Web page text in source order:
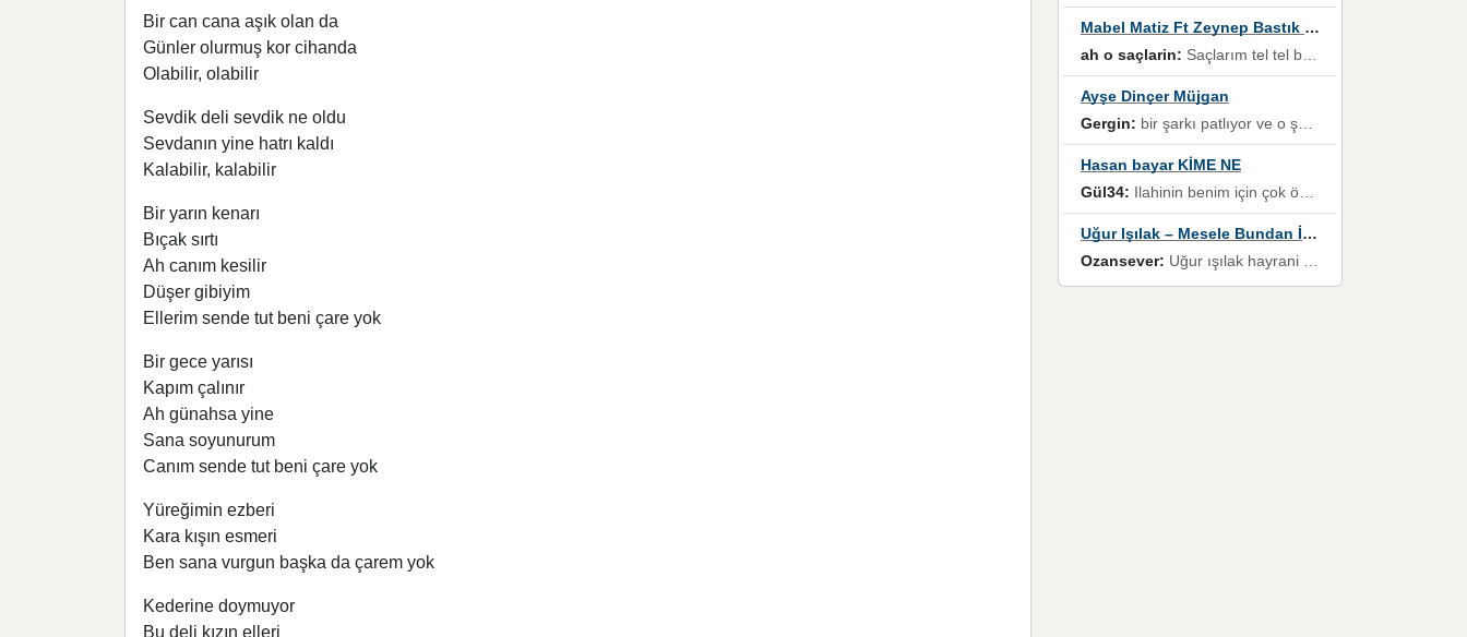
Bir can cana aşık olan da
Günler olurmuş kor cihanda
Olabilir, olabilir
Sevdik deli sevdik ne oldu
Sevdanın yine hatrı kaldı
Kalabilir, kalabilir
Bir yarın kenarı
Bıçak sırtı
Ah canım kesilir
Düşer gibiyim
Ellerim sende tut beni çare yok
Bir gece yarısı
Kapım çalınır
Ah günahsa yine
Sana soyunurum
Canım sende tut beni çare yok
Yüreğimin ezberi
Kara kışın esmeri
Ben sana vurgun başka da çarem yok
Kederine doymuyor
Bu deli kızın elleri
Mabel Matiz Ft Zeynep Bastık – Saçların
ah o saçlarin: Saçlarım tel tel beyazlıyor beyazlagına degil yanımda sen yoksun ona üzülüyorum günler bir bir geçiyor geçen günlere değil sensiz geçen günlere darılıyorum,Dinledikce asla kavusamayacagim ama asla unutamicagim sevdiğim adam için yanar içim
Ayşe Dinçer Müjgan
Gergin: bir şarkı patlıyor ve o şarkıyı millet her paylaşımın altına koyuyor ve öyle bir durum hal alıyor ki şarkıyı dinlemeden şarkıdan bikıyorsun Ama bu enteresan bir şekilde dillere dolanıyor millet olarak seviyoruz dertlerle boğuşurken bir yandan da göbek atmayi))) diyeceklerim bu kadar güzel hoş bir sayfa emeğinize sağlık arkadaşlar kolay gelsin
Hasan bayar KİME NE
Gül34: Ilahinin benim için çok özel bir yeri var İlk çıktığında komşum ne kadar yüksek sesle dinliyorsa orada duymuştum ve YouTube'dan aratıp Bu ilahiyi bulmuştum ve sonra müdavimi oldum günlük Ben de 3-5 kere dinleyip ezberleyip artık ilahiye bende eşlik ediyorum yüksek sesle Allah razı olsun hizmet nimettir Rabbim sizin zahmetlerinize de hayırlı nimetler versin Selam ve dua ile Allah'a emanet olun
Uğur Işılak – Mesele Bundan İbaret
Ozansever: Uğur ışılak hayrani olarak eski yeni tüm eserlerini keyifle huzurla dinleyenlerden birisiyim, emeğine saygı duyan gönül veren bunu en güzel şekilde sevenlerine ulaştıran siz değerli sayfa yöneticilerine de teşekkür ederim